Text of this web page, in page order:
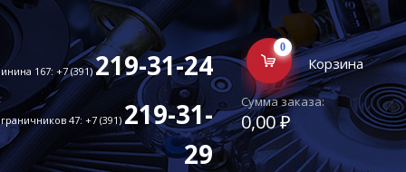
167: +7 (391)219-31-24
47: +7 (391)219-31-
29
0
Корзина
Сумма заказа:
0,00 ₽